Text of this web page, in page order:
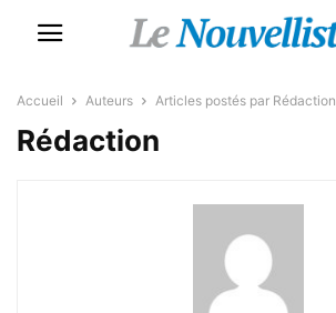
Accueil Auteurs Articles postés par Rédaction
Rédaction